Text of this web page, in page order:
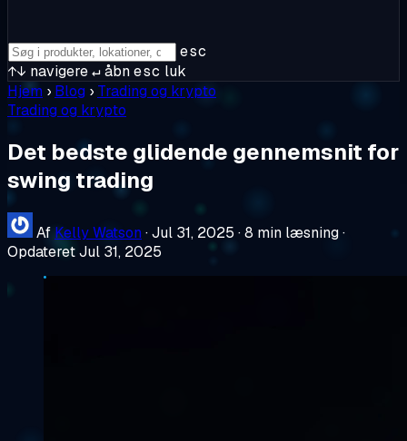
esc
↑↓ navigere↵åbnesc luk
Hjem › Blog › Trading og krypto
Trading og krypto
Det bedste glidende gennemsnit for
swing trading
AfKelly Watson ·Jul 31, 2025 ·8 min læsning·
Opdateret Jul 31, 2025